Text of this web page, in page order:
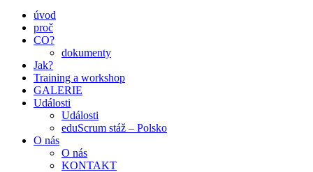
úvod
proč
CO?
dokumenty
Jak?
Training a workshop
GALERIE
Události
Události
eduScrum stáž – Polsko
O nás
O nás
KONTAKT